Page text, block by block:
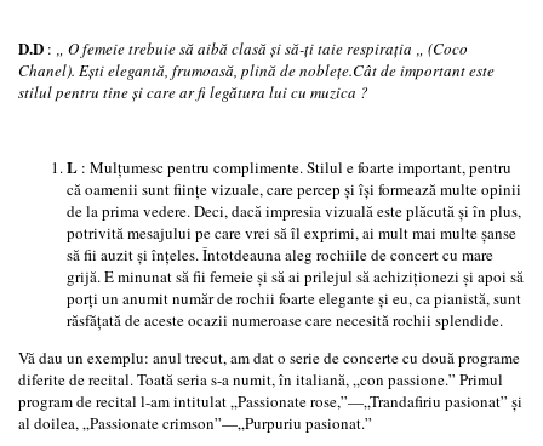
D.D : „ O femeie trebuie să aibă clasă şi să-ţi taie respiraţia „ (Coco
Chanel). Eşti elegantă, frumoasă, plină de nobleţe.Cât de important este
stilul pentru tine şi care ar fi legătura lui cu muzica ?
L : Mulţumesc pentru complimente. Stilul e foarte important, pentru
că oamenii sunt fiinţe vizuale, care percep şi îşi formează multe opinii
de la prima vedere. Deci, dacă impresia vizuală este plăcută şi în plus,
potrivită mesajului pe care vrei să îl exprimi, ai mult mai multe şanse
să fii auzit şi înţeles. Întotdeauna aleg rochiile de concert cu mare
grijă. E minunat să fii femeie şi să ai prilejul să achiziţionezi şi apoi să
porţi un anumit număr de rochii foarte elegante şi eu, ca pianistă, sunt
răsfăţată de aceste ocazii numeroase care necesită rochii splendide.
Vă dau un exemplu: anul trecut, am dat o serie de concerte cu două programe
diferite de recital. Toată seria s-a numit, în italiană, „con passione.” Primul
program de recital l-am intitulat „Passionate rose,”—„Trandafiriu pasionat” şi
al doilea, „Passionate crimson”—„Purpuriu pasionat.”